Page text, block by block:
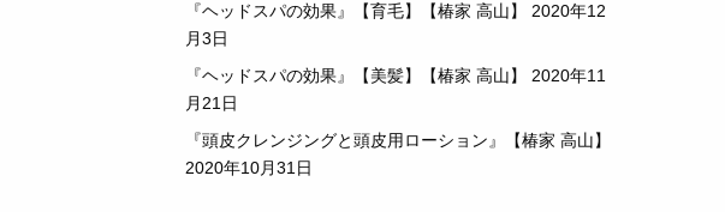
『ヘッドスパの効果』【育毛】【椿家 高山】
2020年12
月3日
『ヘッドスパの効果』【美髪】【椿家 高山】
2020年11
月21日
『頭皮クレンジングと頭皮用ローション』【椿家 高山】
2020年10月31日